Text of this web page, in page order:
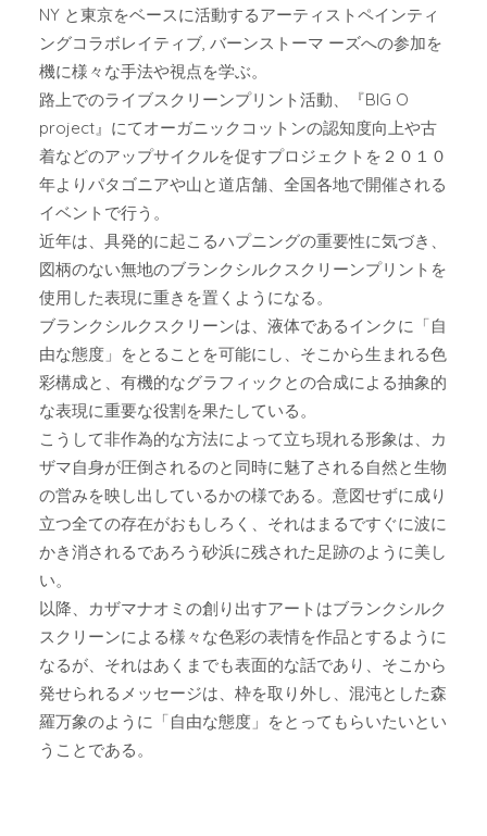
NY と東京をベースに活動するアーティストペインティ
ングコラボレイティブ, バーンストーマ ーズへの参加を
機に様々な手法や視点を学ぶ。
路上でのライブスクリーンプリント活動、『BIG O
project』にてオーガニックコットンの認知度向上や古
着などのアップサイクルを促すプロジェクトを２０１０
年よりパタゴニアや山と道店舗、全国各地で開催される
イベントで行う。
近年は、具発的に起こるハプニングの重要性に気づき、
図柄のない無地のブランクシルクスクリーンプリントを
使用した表現に重きを置くようになる。
ブランクシルクスクリーンは、液体であるインクに「自
由な態度」をとることを可能にし、そこから生まれる色
彩構成と、有機的なグラフィックとの合成による抽象的
な表現に重要な役割を果たしている。
こうして非作為的な方法によって立ち現れる形象は、カ
ザマ自身が圧倒されるのと同時に魅了される自然と生物
の営みを映し出しているかの様である。意図せずに成り
立つ全ての存在がおもしろく、それはまるですぐに波に
かき消されるであろう砂浜に残された足跡のように美し
い。
以降、カザマナオミの創り出すアートはブランクシルク
スクリーンによる様々な色彩の表情を作品とするように
なるが、それはあくまでも表面的な話であり、そこから
発せられるメッセージは、枠を取り外し、混沌とした森
羅万象のように「自由な態度」をとってもらいたいとい
うことである。